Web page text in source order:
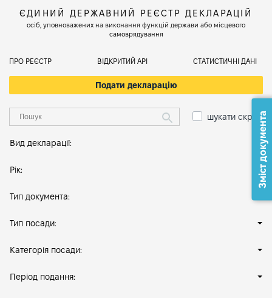
ЄДИНИЙ ДЕРЖАВНИЙ РЕЄСТР ДЕКЛАРАЦІЙ
осіб, уповноважених на виконання функцій держави або місцевого
самоврядування
ПРО РЕЄСТР ВІДКРИТИЙ АРІ СТАТИСТИЧНІ ДАНІ
Подати декларацію
шукати скрізь
Вид декларації:
Рік:
Тип документа:
Тип посади:
Категорія посади:
Період подання:
Зміст документа